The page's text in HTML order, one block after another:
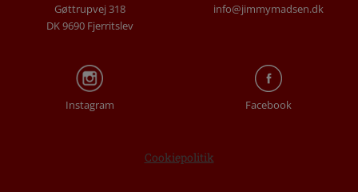
Gøttrupvej 318
DK 9690 Fjerritslev
info@jimmymadsen.dk
Instagram Facebook
Cookiepolitik